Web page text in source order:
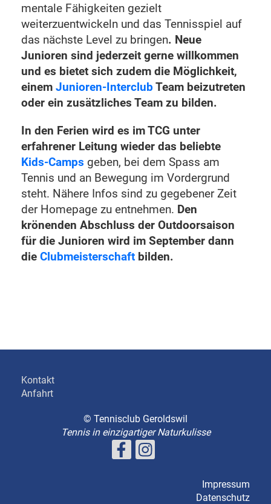
mentale Fähigkeiten gezielt
weiterzuentwickeln und das Tennisspiel auf
das nächste Level zu bringen. Neue
Junioren sind jederzeit gerne willkommen
und es bietet sich zudem die Möglichkeit,
einem Junioren-Interclub Team beizutreten
oder ein zusätzliches Team zu bilden.
In den Ferien wird es im TCG unter
erfahrener Leitung wieder das beliebte
Kids-Camps geben, bei dem Spass am
Tennis und an Bewegung im Vordergrund
steht. Nähere Infos sind zu gegebener Zeit
der Homepage zu entnehmen. Den
krönenden Abschluss der Outdoorsaison
für die Junioren wird im September dann
die Clubmeisterschaft bilden.
Kontakt
Anfahrt
© Tennisclub Geroldswil
Tennis in einzigartiger Naturkulisse
Impressum
Datenschutz